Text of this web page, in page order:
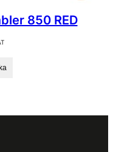
850 RED